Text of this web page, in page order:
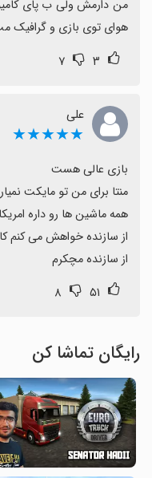
بهبود نمایش نقشه
نتیجه‌گیری
دوستداران
گوگل می‌تواند
هوای توی بازی و گرافیک
۳ ۷
علی
★★★★★
از سازنده مچکرم
۵۱ ۸
رایگان تماشا کن